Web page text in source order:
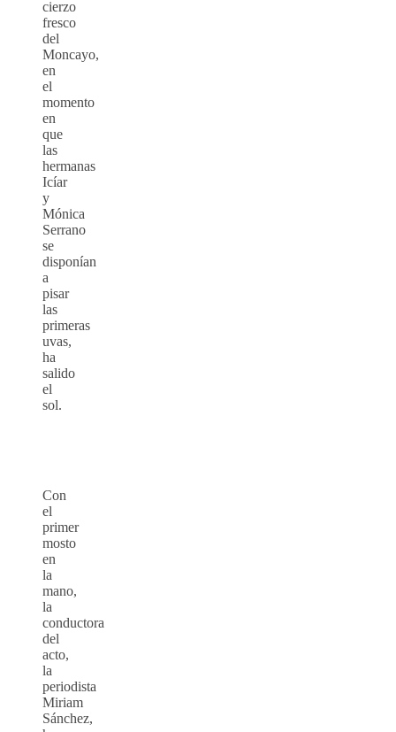
cierzo
fresco
del
Moncayo,
en
el
momento
en
que
las
hermanas
Icíar
y
Mónica
Serrano
se
disponían
a
pisar
las
primeras
uvas,
ha
salido
el
sol.
Con
el
primer
mosto
en
la
mano,
la
conductora
del
acto,
la
periodista
Miriam
Sánchez,